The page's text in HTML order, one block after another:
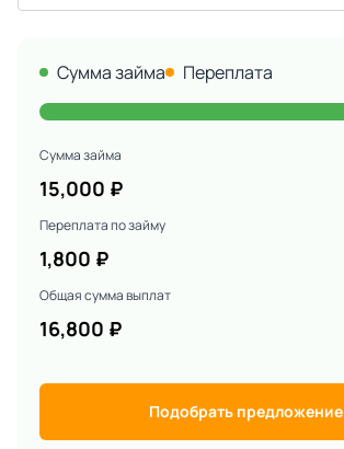
Сумма займа Переплата
Сумма займа
15,000 ₽
Переплата по займу
1,800 ₽
Общая сумма выплат
16,800 ₽
Подобрать предложение